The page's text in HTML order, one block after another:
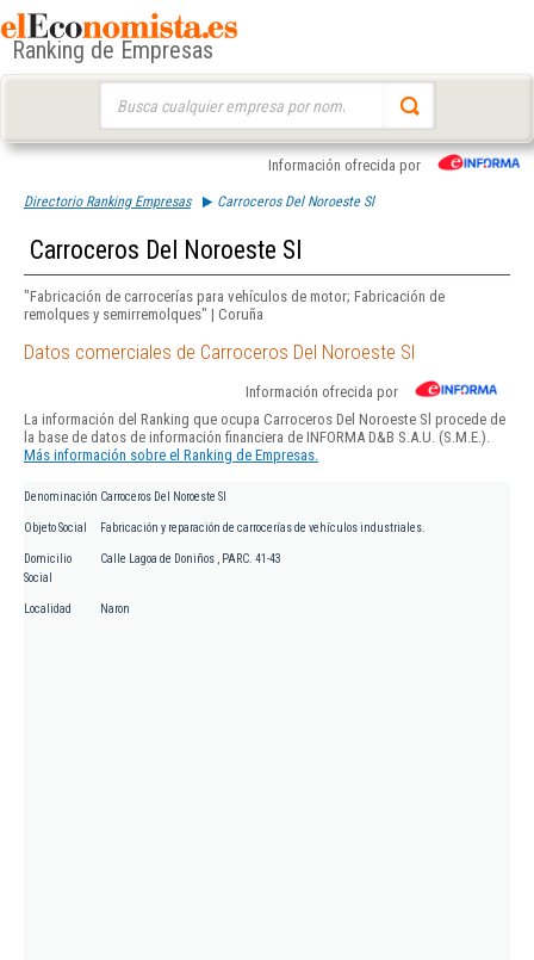
Ranking de Empresas
Información ofrecida por
Directorio Ranking Empresas Carroceros Del Noroeste Sl
Carroceros Del Noroeste Sl
"Fabricación de carrocerías para vehículos de motor; Fabricación de
remolques y semirremolques" | Coruña
Datos comerciales de Carroceros Del Noroeste Sl
Información ofrecida por
La información del Ranking que ocupa Carroceros Del Noroeste Sl procede de
la base de datos de información financiera de INFORMA D&B S.A.U. (S.M.E.).
Más información sobre el Ranking de Empresas.
Denominación Carroceros Del Noroeste Sl
Objeto Social Fabricación y reparación de carrocerías de vehículos industriales.
Domicilio
Social
Calle Lagoa de Doniños , PARC. 41-43
Localidad Naron